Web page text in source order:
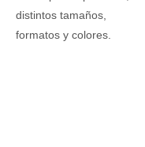
distintos tamaños,
formatos y colores.